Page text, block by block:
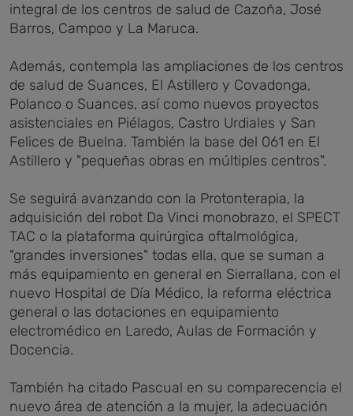
integral de los centros de salud de Cazoña, José
Barros, Campoo y La Maruca.
Además, contempla las ampliaciones de los centros
de salud de Suances, El Astillero y Covadonga,
Polanco o Suances, así como nuevos proyectos
asistenciales en Piélagos, Castro Urdiales y San
Felices de Buelna. También la base del 061 en El
Astillero y "pequeñas obras en múltiples centros".
Se seguirá avanzando con la Protonterapia, la
adquisición del robot Da Vinci monobrazo, el SPECT
TAC o la plataforma quirúrgica oftalmológica,
"grandes inversiones" todas ella, que se suman a
más equipamiento en general en Sierrallana, con el
nuevo Hospital de Día Médico, la reforma eléctrica
general o las dotaciones en equipamiento
electromédico en Laredo, Aulas de Formación y
Docencia.
También ha citado Pascual en su comparecencia el
nuevo área de atención a la mujer, la adecuación